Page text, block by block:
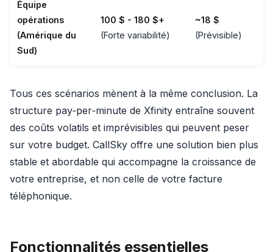
Équipe
opérations
(Amérique du
Sud)
100 $ - 180 $+
(Forte variabilité)
~18 $
(Prévisible)
Tous ces scénarios mènent à la même conclusion. La
structure pay‑per‑minute de Xfinity entraîne souvent
des coûts volatils et imprévisibles qui peuvent peser
sur votre budget. CallSky offre une solution bien plus
stable et abordable qui accompagne la croissance de
votre entreprise, et non celle de votre facture
téléphonique.
Fonctionnalités essentielles